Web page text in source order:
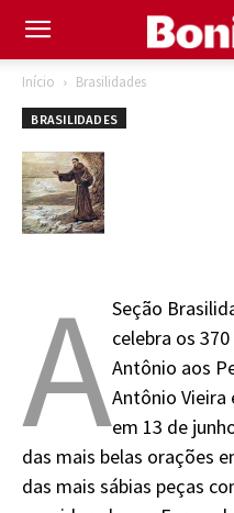
Início Brasilidades
BRASILIDADES
ASeção
celebra os
Antônio aos
Antônio Vieira
em 13 de
das mais belas orações
das mais sábias peças